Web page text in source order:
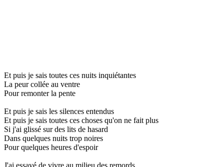
Et puis je sais toutes ces nuits inquiétantes
La peur collée au ventre
Pour remonter la pente
Et puis je sais les silences entendus
Et puis je sais toutes ces choses qu'on ne fait plus
Si j'ai glissé sur des lits de hasard
Dans quelques nuits trop noires
Pour quelques heures d'espoir
J'ai essayé de vivre au milieu des remords